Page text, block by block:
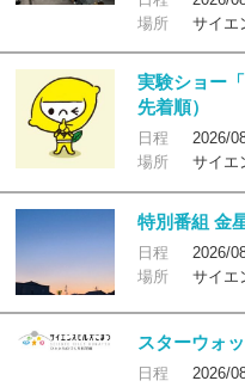
場所
サイエ
実験ショー
先着順）
日程
2026/
場所
サイエ
特別番組 金
日程
2026/
場所
サイエ
スターウォ
日程
2026/